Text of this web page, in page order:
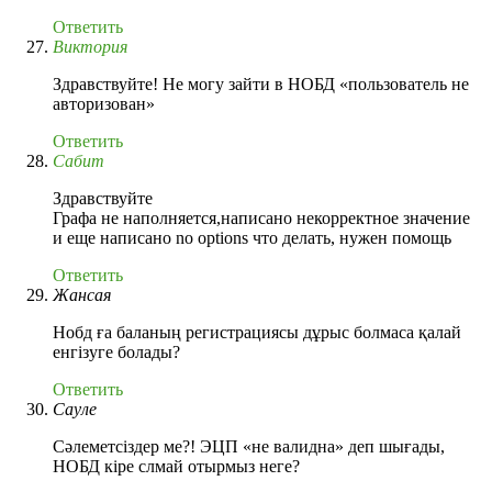
Ответить
Виктория
Здравствуйте! Не могу зайти в НОБД «пользователь не
авторизован»
Ответить
Сабит
Здравствуйте
Графа не наполняется,написано некорректное значение
и еще написано no options что делать, нужен помощь
Ответить
Жансая
Нобд ға баланың регистрациясы дұрыс болмаса қалай
енгізуге болады?
Ответить
Сауле
Сәлеметсіздер ме?! ЭЦП «не валидна» деп шығады,
НОБД кіре слмай отырмыз неге?